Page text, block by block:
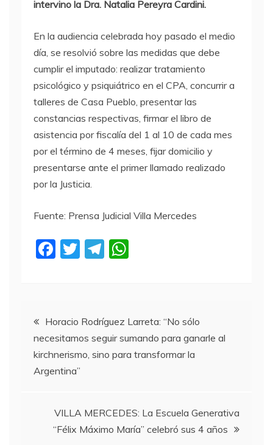
intervino la Dra. Natalia Pereyra Cardini.
En la audiencia celebrada hoy pasado el medio
día, se resolvió sobre las medidas que debe
cumplir el imputado: realizar tratamiento
psicológico y psiquiátrico en el CPA, concurrir a
talleres de Casa Pueblo, presentar las
constancias respectivas, firmar el libro de
asistencia por fiscalía del 1 al 10 de cada mes
por el término de 4 meses, fijar domicilio y
presentarse ante el primer llamado realizado
por la Justicia.
Fuente: Prensa Judicial Villa Mercedes
F
b
o
o
T
T
a
m
A
p
p
Navegación
de
entradas
Horacio Rodríguez Larreta: “No sólo
necesitamos seguir sumando para ganarle al
kirchnerismo, sino para transformar la
Argentina”
VILLA MERCEDES: La Escuela Generativa
“Félix Máximo María” celebró sus 4 años